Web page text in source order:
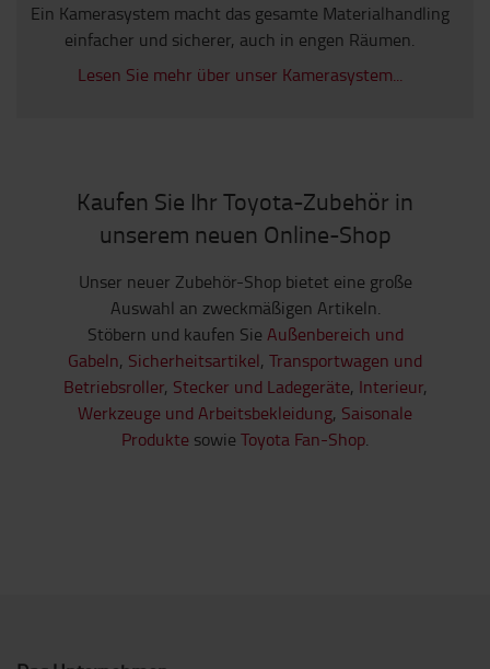
Ein Kamerasystem macht das gesamte Materialhandling
einfacher und sicherer, auch in engen Räumen.
Lesen Sie mehr über unser Kamerasystem...
Kaufen Sie Ihr Toyota-Zubehör in
unserem neuen Online-Shop
Unser neuer Zubehör-Shop bietet eine große
Auswahl an zweckmäßigen Artikeln.
Stöbern und kaufen Sie Außenbereich und
Gabeln, Sicherheitsartikel, Transportwagen und
Betriebsroller, Stecker und Ladegeräte, Interieur,
Werkzeuge und Arbeitsbekleidung, Saisonale
Produkte sowie Toyota Fan-Shop.